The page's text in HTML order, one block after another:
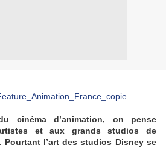
cinéma d’animation, on pense
et aux grands studios de
Pourtant l’art des studios Disney se